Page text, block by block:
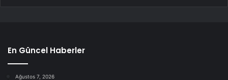
En Güncel Haberler
Ağustos 7, 2026